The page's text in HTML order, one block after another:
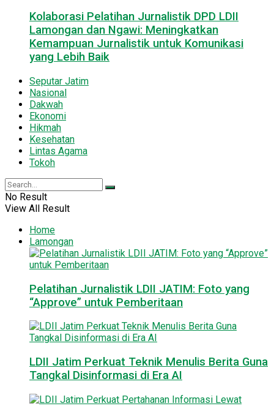
Kolaborasi Pelatihan Jurnalistik DPD LDII
Lamongan dan Ngawi: Meningkatkan
Kemampuan Jurnalistik untuk Komunikasi
yang Lebih Baik
Seputar Jatim
Nasional
Dakwah
Ekonomi
Hikmah
Kesehatan
Lintas Agama
Tokoh
No Result
View All Result
Home
Lamongan
Pelatihan Jurnalistik LDII JATIM: Foto yang
“Approve” untuk Pemberitaan
LDII Jatim Perkuat Teknik Menulis Berita Guna
Tangkal Disinformasi di Era AI